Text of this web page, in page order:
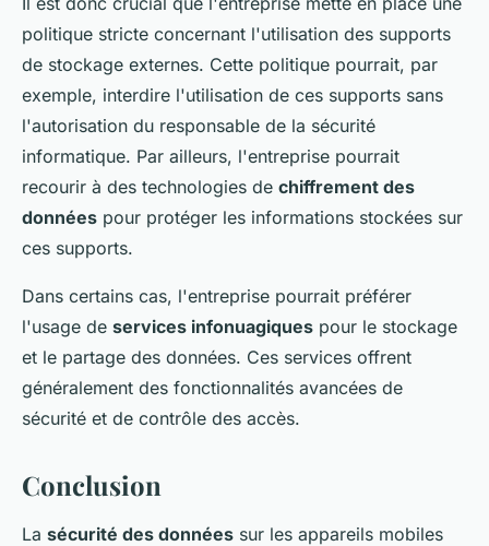
politique stricte concernant l'utilisation des supports
de stockage externes. Cette politique pourrait, par
exemple, interdire l'utilisation de ces supports sans
l'autorisation du responsable de la sécurité
informatique. Par ailleurs, l'entreprise pourrait
recourir à des technologies de chiffrement des
données pour protéger les informations stockées sur
ces supports.
Dans certains cas, l'entreprise pourrait préférer
l'usage de services infonuagiques pour le stockage
et le partage des données. Ces services offrent
généralement des fonctionnalités avancées de
sécurité et de contrôle des accès.
Conclusion
La sécurité des données sur les appareils mobiles